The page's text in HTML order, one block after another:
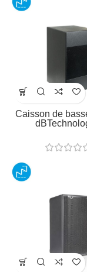
Caisson de